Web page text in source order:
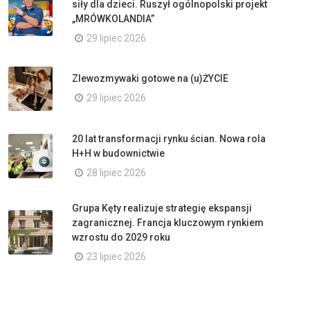
siły dla dzieci. Ruszył ogólnopolski projekt
„MRÓWKOLANDIA”
29 lipiec 2026
Zlewozmywaki gotowe na (u)ŻYCIE
29 lipiec 2026
20 lat transformacji rynku ścian. Nowa rola
H+H w budownictwie
28 lipiec 2026
Grupa Kęty realizuje strategię ekspansji
zagranicznej. Francja kluczowym rynkiem
wzrostu do 2029 roku
23 lipiec 2026